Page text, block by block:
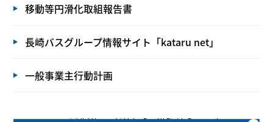
移動等円滑化取組報告書
長崎バスグループ情報サイト「kataru net」
一般事業主行動計画
copyright(c) Nagasaki Motor Bus All Rights Reserved.